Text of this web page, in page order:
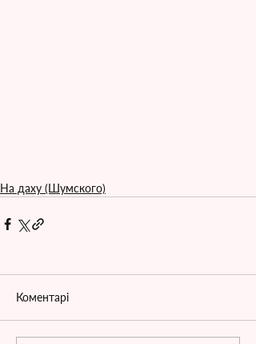
На даху (Шумского)
Коментарі